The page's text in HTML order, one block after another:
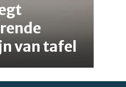
van tafel